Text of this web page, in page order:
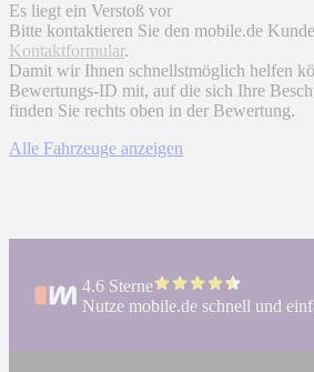
Es liegt ein Verstoß vor
Bitte kontaktieren Sie den mobile.de
Kontaktformular.
Damit wir Ihnen schnellstmöglich helfen
Bewertungs-ID mit, auf die sich Ihre
finden Sie rechts oben in der Bewertung.
Alle Fahrzeuge anzeigen
4.6 Sterne
Nutze mobile.de schnell und